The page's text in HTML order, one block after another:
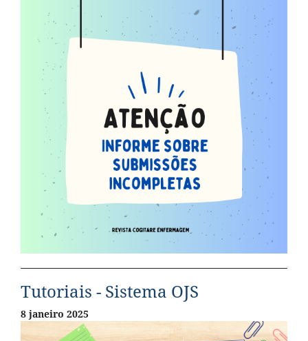
Tutoriais - Sistema OJS
8 janeiro 2025